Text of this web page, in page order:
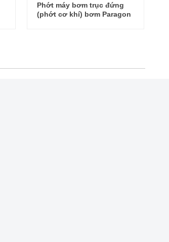
Phớt cơ khí máy bơm trục
ngang Pentax type 155